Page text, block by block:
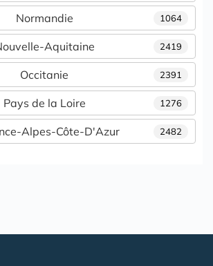
1064
Normandie
2419
Aquitaine
2391
Occitanie
1276
Pays de la Loire
2482
Alpes-Côte-D'Azur